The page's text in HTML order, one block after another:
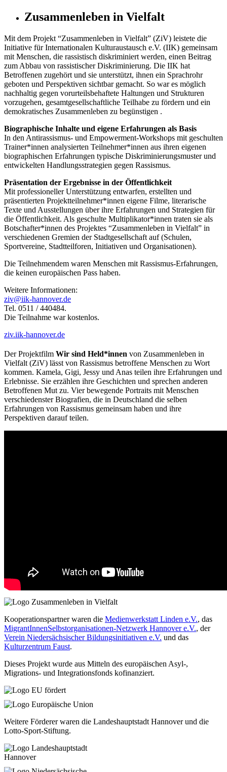
Zusammenleben in Vielfalt
Mit dem Projekt “Zusammenleben in Vielfalt” (ZiV) leistete die
Initiative für Internationalen Kulturaustausch e.V. (IIK) gemeinsam
mit Menschen, die rassistisch diskriminiert werden, einen Beitrag
zum Abbau von rassistischer Diskriminierung. Die IIK hat
Betroffenen zugehört und sie unterstützt, ihnen ein Sprachrohr
geboten und Perspektiven sichtbar gemacht. So war es möglich
nachhaltig gegen vorurteilsbehaftete Haltungen und Strukturen
vorzugehen, gesamtgesellschaftliche Teilhabe zu fördern und ein
demokratisches Zusammenleben zu begünstigen .
Biographische Inhalte und eigene Erfahrungen als Basis
In den Antirassismus- und Empowerment-Workshops mit geschulten
Trainer*innen analysierten Teilnehmer*innen aus ihren eigenen
biographischen Erfahrungen typische Diskriminierungsmuster und
entwickelten Handlungsstrategien gegen Rassismus.
Präsentation der Ergebnisse in der Öffentlichkeit
Mit professioneller Unterstützung entwarfen, erstellten und
präsentierten Projektteilnehmer*innen eigene Filme, literarische
Texte und Ausstellungen über ihre Erfahrungen und Strategien für
die Öffentlichkeit. Als geschulte Multiplikator*innen traten sie als
Botschafter*innen des Projektes “Zusammenleben in Vielfalt” in
verschiedenen Gremien der Stadtgesellschaft auf (Schulen,
Sportvereine, Stadtteilforen, Initiativen und Organisationen).
Die Teilnehmendem waren Menschen mit Rassismus-Erfahrungen,
die keinen europäischen Pass haben.
Weitere Informationen:
ziv@iik-hannover.de
Tel. 0511 / 440484.
Die Teilnahme war kostenlos.
ziv.iik-hannover.de
Der Projektfilm Wir sind Held*innen von Zusammenleben in
Vielfalt (ZiV) lässt von Rassismus betroffene Menschen zu Wort
kommen. Kamela, Gigi, Jessy und Anas teilen ihre Erfahrungen und
Erlebnisse. Sie erzählen ihre Geschichten und sprechen anderen
Betroffenen Mut zu. Vier bewegende Portraits mit Menschen
verschiedenster Biografien, die in Deutschland die selben
Erfahrungen von Rassismus gemeinsam haben und ihre
Perspektiven darauf teilen.
Kooperationspartner waren die Medienwerkstatt Linden e.V., das
MigrantInnenSelbstorganisationen-Netzwerk Hannover e.V., der
Verein Niedersächsischer Bildungsinitiativen e.V. und das
Kulturzentrum Faust.
Dieses Projekt wurde aus Mitteln des europäischen Asyl-,
Migrations- und Integrationsfonds kofinanziert.
Weitere Förderer waren die Landeshauptstadt Hannover und die
Lotto-Sport-Stiftung.